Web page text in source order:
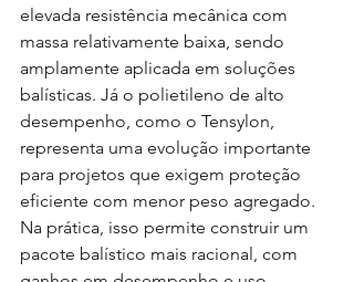
elevada resistência mecânica com
massa relativamente baixa, sendo
amplamente aplicada em soluções
balísticas. Já o polietileno de alto
desempenho, como o Tensylon,
representa uma evolução importante
para projetos que exigem proteção
eficiente com menor peso agregado.
Na prática, isso permite construir um
pacote balístico mais racional, com